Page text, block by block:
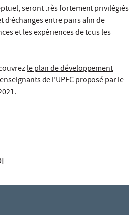
seront très fortement privilégiés
d’échanges entre pairs afin de
et les expériences de tous les
le plan de développement
de l’UPECproposé par le